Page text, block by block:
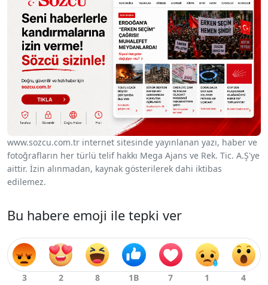
www.sozcu.com.tr internet sitesinde yayınlanan yazı, haber ve
fotoğrafların her türlü telif hakkı Mega Ajans ve Rek. Tic. A.Ş'ye
aittir. İzin alınmadan, kaynak gösterilerek dahi iktibas
edilemez.
Bu habere emoji ile tepki ver